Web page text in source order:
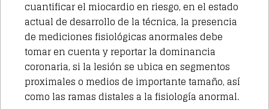
cuantificar el miocardio en riesgo, en el estado
actual de desarrollo de la técnica, la presencia
de mediciones fisiológicas anormales debe
tomar en cuenta y reportar la dominancia
coronaria, si la lesión se ubica en segmentos
proximales o medios de importante tamaño, así
como las ramas distales a la fisiología anormal.